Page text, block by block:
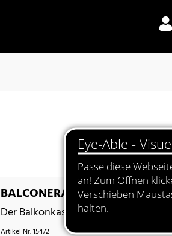
Suchen
BALCONERA Cottage 40 mokka
Der Balkonkasten im Landhausstil
Artikel Nr.15472